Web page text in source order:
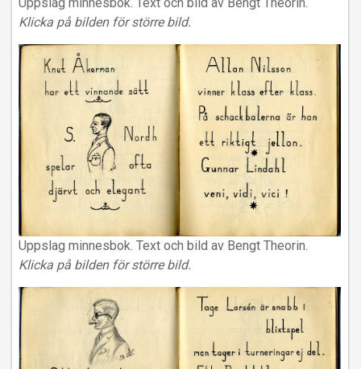
Klicka på bilden för större bild.
Uppslag minnesbok. Text och bild av Bengt Theorin.
Klicka på bilden för större bild.